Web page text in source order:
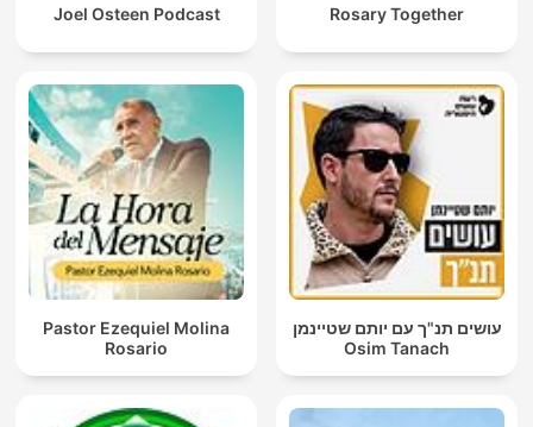
Joel Osteen Podcast Rosary Together
Pastor Ezequiel Molina
Rosario
עושים תנ"ך עם יותם שטיינמן
Osim Tanach